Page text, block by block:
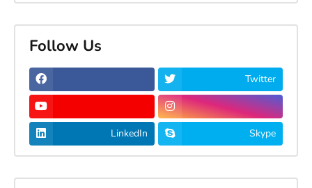
Follow Us
Twitter
LinkedIn Skype